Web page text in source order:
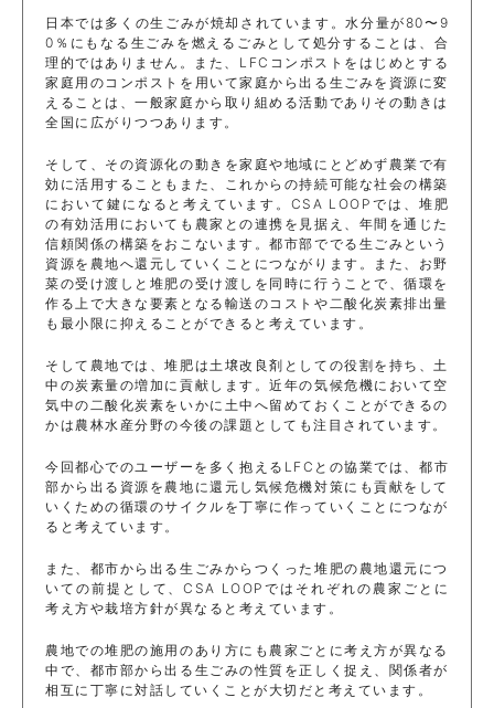
日本では多くの生ごみが焼却されています。水分量が80〜9
0％にもなる生ごみを燃えるごみとして処分することは、合
理的ではありません。また、LFCコンポストをはじめとする
家庭用のコンポストを用いて家庭から出る生ごみを資源に変
えることは、一般家庭から取り組める活動でありその動きは
全国に広がりつつあります。
そして、その資源化の動きを家庭や地域にとどめず農業で有
効に活用することもまた、これからの持続可能な社会の構築
において鍵になると考えています。CSA LOOPでは、堆肥
の有効活用においても農家との連携を見据え、年間を通じた
信頼関係の構築をおこないます。都市部ででる生ごみという
資源を農地へ還元していくことにつながります。また、お野
菜の受け渡しと堆肥の受け渡しを同時に行うことで、循環を
作る上で大きな要素となる輸送のコストや二酸化炭素排出量
も最小限に抑えることができると考えています。
そして農地では、堆肥は土壌改良剤としての役割を持ち、土
中の炭素量の増加に貢献します。近年の気候危機において空
気中の二酸化炭素をいかに土中へ留めておくことができるの
かは農林水産分野の今後の課題としても注目されています。
今回都心でのユーザーを多く抱えるLFCとの協業では、都市
部から出る資源を農地に還元し気候危機対策にも貢献をして
いくための循環のサイクルを丁寧に作っていくことにつなが
ると考えています。
また、都市から出る生ごみからつくった堆肥の農地還元につ
いての前提として、CSA LOOPではそれぞれの農家ごとに
考え方や栽培方針が異なると考えています。
農地での堆肥の施用のあり方にも農家ごとに考え方が異なる
中で、都市部から出る生ごみの性質を正しく捉え、関係者が
相互に丁寧に対話していくことが大切だと考えています。